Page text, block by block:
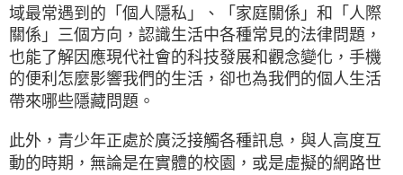
域最常遇到的「個人隱私」、「家庭關係」和「人際
關係」三個方向，認識生活中各種常見的法律問題，
也能了解因應現代社會的科技發展和觀念變化，手機
的便利怎麼影響我們的生活，卻也為我們的個人生活
帶來哪些隱藏問題。
此外，青少年正處於廣泛接觸各種訊息，與人高度互
動的時期，無論是在實體的校園，或是虛擬的網路世